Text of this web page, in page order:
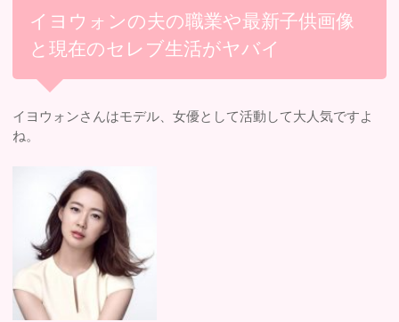
イヨウォンの夫の職業や最新子供画像
と現在のセレブ生活がヤバイ
イヨウォンさんはモデル、女優として活動して大人気ですよ
ね。